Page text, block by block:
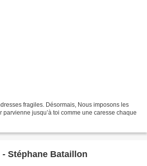
fragiles. Désormais, Nous imposons les
parvienne jusqu’à toi comme une caresse chaque
Stéphane Bataillon